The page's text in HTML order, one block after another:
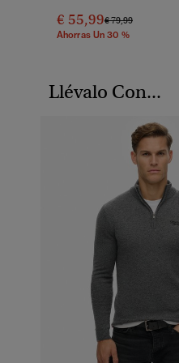
€ 55,99Precio Rebajado De
€ 79,99A
Ahorras Un 30 %
Llévalo Con...